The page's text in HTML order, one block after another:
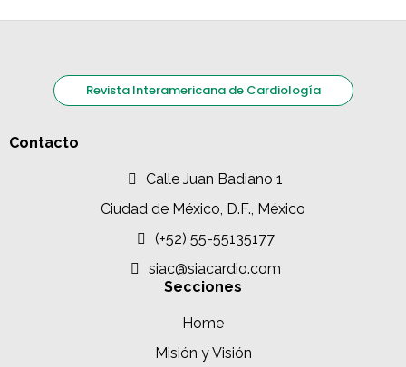
Revista Interamericana de Cardiología
Contacto
Calle Juan Badiano 1
Ciudad de México, D.F., México
(+52) 55-55135177
siac@siacardio.com
Secciones
Home
Misión y Visión